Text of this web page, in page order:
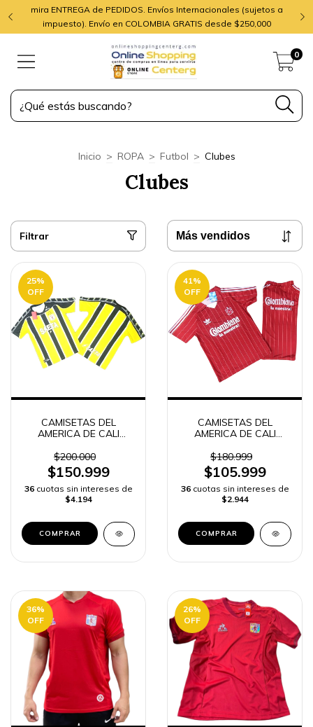
mira ENTREGA de PEDIDOS. Envíos Internacionales (sujetos a
impuesto). Envío en COLOMBIA GRATIS desde $250,000
0
Inicio > ROPA > Futbol > Clubes
Clubes
Filtrar
25%
OFF
CAMISETAS DEL
AMERICA DE CALI
TOPPER
$200.000
$150.999
36 cuotas sin intereses de
$4.194
COMPRAR
41%
OFF
CAMISETAS DEL
AMERICA DE CALI
$180.999
$105.999
36 cuotas sin intereses de
$2.944
COMPRAR
36%
OFF
26%
OFF